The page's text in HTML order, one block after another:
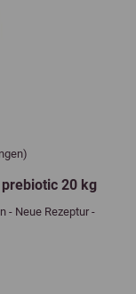
20 kg
- Neue Rezeptur -